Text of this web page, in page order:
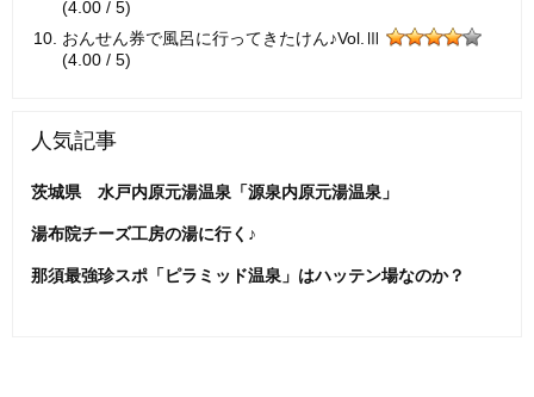
(4.00 / 5)
おんせん券で風呂に行ってきたけん♪Vol.Ⅲ
(4.00 / 5)
人気記事
茨城県 水戸内原元湯温泉「源泉内原元湯温泉」
湯布院チーズ工房の湯に行く♪
那須最強珍スポ「ピラミッド温泉」はハッテン場なのか？